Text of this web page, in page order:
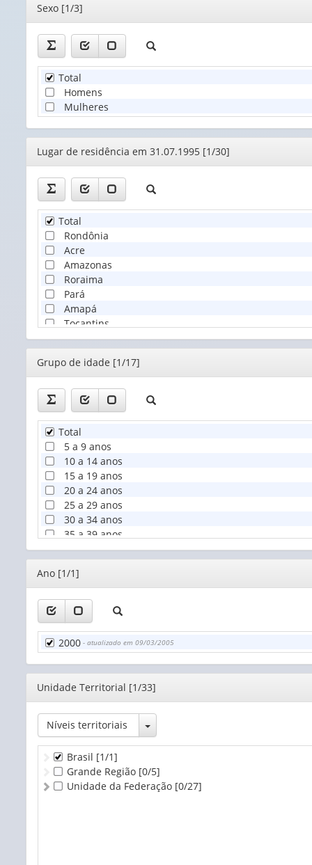
Editor
Sexo [1/3]
Total
Homens
Mulheres
Editor
Lugar de residência em 31.07.1995 [1/30]
São Paulo
Paraná
Santa Catarina
Rio Grande do Sul
Mato Grosso do Sul
Mato Grosso
Goiás
Distrito Federal
Brasil sem especificação
Exterior
Total
Rondônia
Acre
Amazonas
Roraima
Pará
Amapá
Tocantins
Maranhão
Piauí
Ceará
Rio Grande do Norte
Paraíba
Pernambuco
Alagoas
Sergipe
Bahia
Minas Gerais
Espírito Santo
Rio de Janeiro
Editor
Grupo de idade [1/17]
Total
5 a 9 anos
10 a 14 anos
15 a 19 anos
20 a 24 anos
25 a 29 anos
30 a 34 anos
35 a 39 anos
40 a 44 anos
45 a 49 anos
50 a 54 anos
55 a 59 anos
60 a 64 anos
65 a 69 anos
70 a 74 anos
75 a 79 anos
80 anos ou mais
Editor
Ano [1/1]
2000 - atualizado em 09/03/2005
Editor
Unidade Territorial [1/33]
Níveis territoriais Toggle Dropdown
Brasil [1/1]
Grande Região [0/5]
Unidade da Federação [0/27]